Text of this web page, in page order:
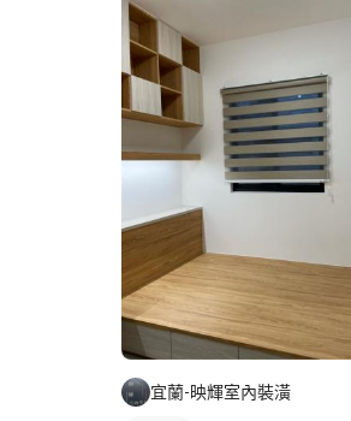
宜蘭-映輝室內裝潢